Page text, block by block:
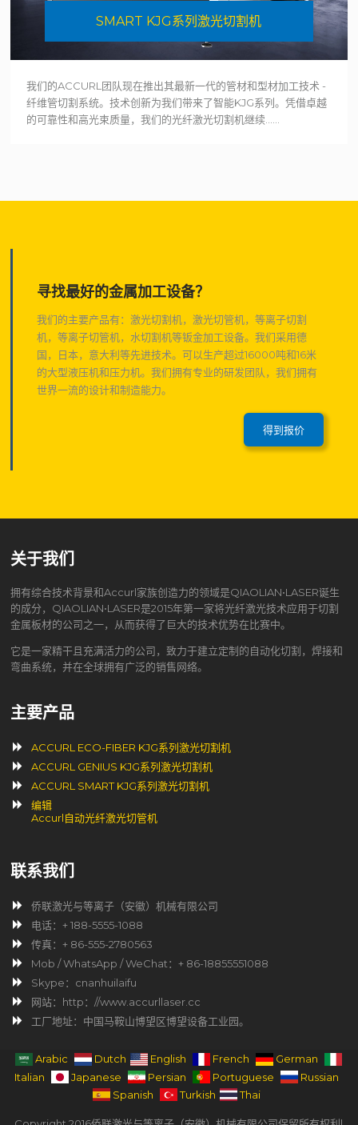
SMART KJG系列激光切割机
我们的ACCURL团队现在推出其最新一代的管材和型材加工技术 -
纤维管切割系统。技术创新为我们带来了智能KJG系列。凭借卓越
的可靠性和高光束质量，我们的光纤激光切割机继续......
寻找最好的金属加工设备？
我们的主要产品有：激光切割机，激光切管机，等离子切割
机，等离子切管机，水切割机等钣金加工设备。我们采用德
国，日本，意大利等先进技术。可以生产超过16000吨和16米
的大型液压机和压力机。我们拥有专业的研发团队，我们拥有
世界一流的设计和制造能力。
得到报价
关于我们
拥有综合技术背景和Accurl家族创造力的领域是QIAOLIAN•LASER诞生
的成分，QIAOLIAN•LASER是2015年第一家将光纤激光技术应用于切割
金属板材的公司之一，从而获得了巨大的技术优势在比赛中。
它是一家精干且充满活力的公司，致力于建立定制的自动化切割，焊接和
弯曲系统，并在全球拥有广泛的销售网络。
主要产品
ACCURL ECO-FIBER KJG系列激光切割机
ACCURL GENIUS KJG系列激光切割机
ACCURL SMART KJG系列激光切割机
编辑
Accurl自动光纤激光切管机
联系我们
侨联激光与等离子（安徽）机械有限公司
电话：+ 188-5555-1088
传真：+ 86-555-2780563
Mob / WhatsApp / WeChat：+ 86-18855551088
Skype：cnanhuilaifu
网站：http：//www.accurllaser.cc
工厂地址：中国马鞍山博望区博望设备工业园。
Arabic Dutch English French
German
Italian
Japanese Persian Portuguese
Russian
Spanish
Turkish Thai